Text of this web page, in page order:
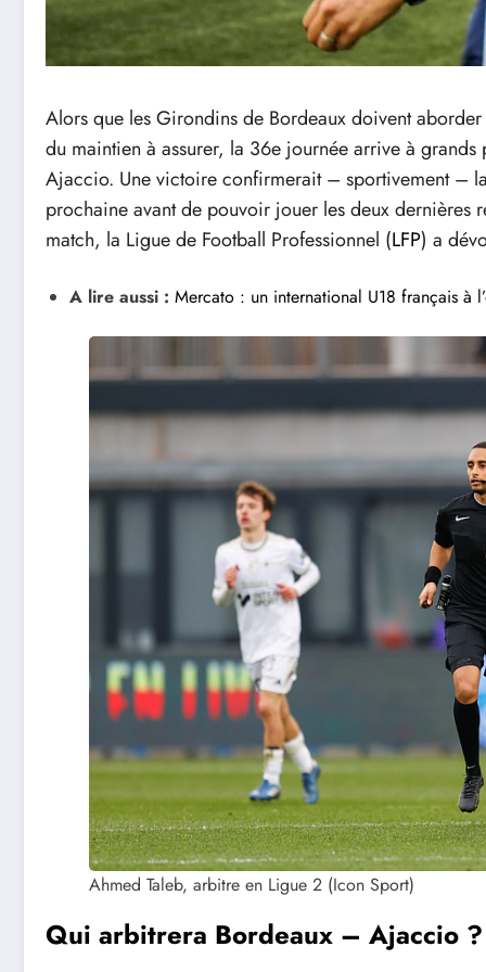
Alors que les Girondins de Bordeaux doivent
du maintien à assurer, la 36e journée arrive à grands
Ajaccio. Une victoire confirmerait – sportivement –
prochaine avant de pouvoir jouer les deux dernières
match, la Ligue de Football Professionnel (LFP) a
A lire aussi : Mercato : un international U18 français à
Ahmed Taleb, arbitre en Ligue 2 (Icon Sport)
Qui arbitrera Bordeaux – Ajaccio ?